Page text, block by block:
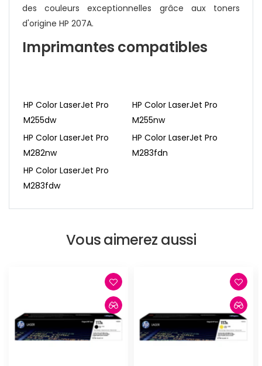
des couleurs exceptionnelles grâce aux toners
d'origine HP 207A.
Imprimantes compatibles
HP Color LaserJet Pro
M255dw
HP Color LaserJet Pro
M255nw
HP Color LaserJet Pro
M282nw
HP Color LaserJet Pro
M283fdn
HP Color LaserJet Pro
M283fdw
Vous aimerez aussi